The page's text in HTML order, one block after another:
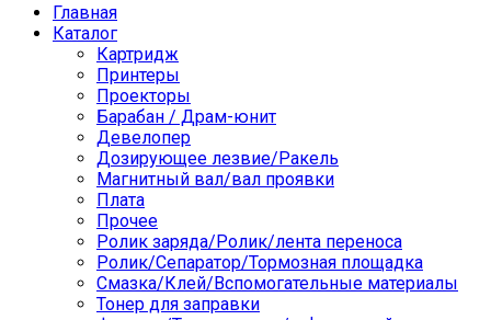
Главная
Каталог
Картридж
Принтеры
Проекторы
Барабан / Драм-юнит
Девелопер
Дозирующее лезвие/Ракель
Магнитный вал/вал проявки
Плата
Прочее
Ролик заряда/Ролик/лента переноса
Ролик/Сепаратор/Тормозная площадка
Смазка/Клей/Вспомогательные материалы
Тонер для заправки